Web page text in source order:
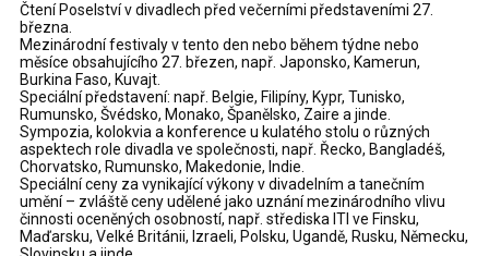
Čtení Poselství v divadlech před večerními představeními 27.
března.
Mezinárodní festivaly v tento den nebo během týdne nebo
měsíce obsahujícího 27. březen, např. Japonsko, Kamerun,
Burkina Faso, Kuvajt.
Speciální představení: např. Belgie, Filipíny, Kypr, Tunisko,
Rumunsko, Švédsko, Monako, Španělsko, Zaire a jinde.
Sympozia, kolokvia a konference u kulatého stolu o různých
aspektech role divadla ve společnosti, např. Řecko, Bangladéš,
Chorvatsko, Rumunsko, Makedonie, Indie.
Speciální ceny za vynikající výkony v divadelním a tanečním
umění – zvláště ceny udělené jako uznání mezinárodního vlivu
činnosti oceněných osobností, např. střediska ITI ve Finsku,
Maďarsku, Velké Británii, Izraeli, Polsku, Ugandě, Rusku, Německu,